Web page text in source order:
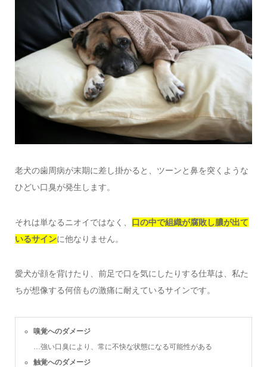
老犬の歯周病が末期に差し掛かると、ツーンと鼻を突くような
ひどい口臭が発生します。
それは単なるニオイではなく、 口の中で組織が腐敗し膿が出て
いるサインに他なりません。
愛犬が顔を背けたり、前足で口を気にしたりする仕草は、私た
ちが想像する何倍もの激痛に耐えているサインです。
嗅覚へのダメージ
…強い口臭により、常に不快な状態になる可能性がある
触覚へのダメージ